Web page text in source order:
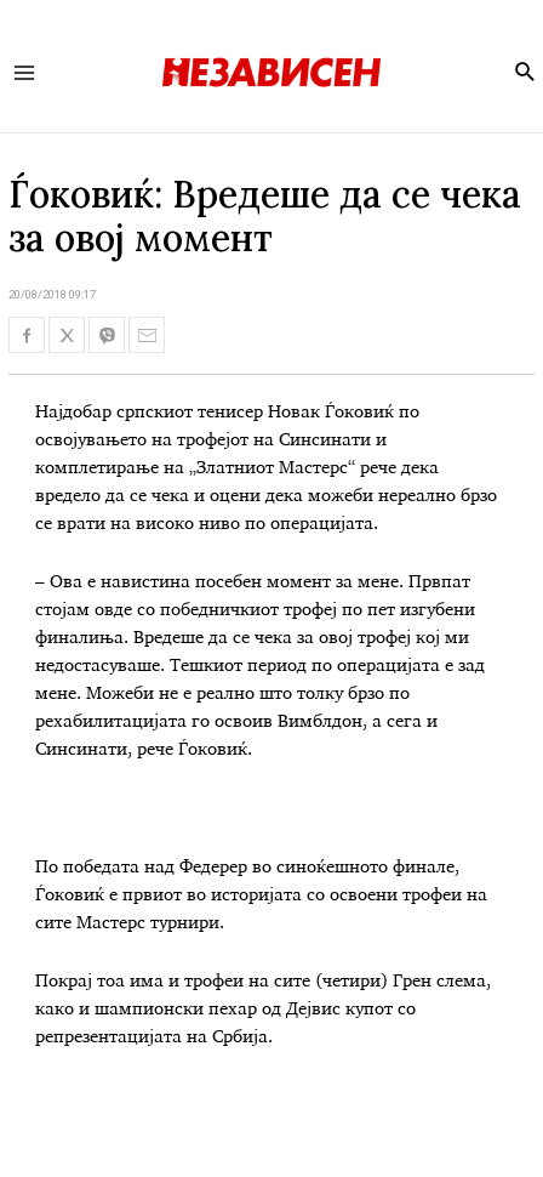
Ѓоковиќ: Вредеше да се чека
за овој момент
20/08/2018 09:17
Најдобар српскиот тенисер Новак Ѓоковиќ по
освојувањето на трофејот на Синсинати и
комплетирање на „Златниот Мастерс“ рече дека
вредело да се чека и оцени дека можеби нереално брзо
се врати на високо ниво по операцијата.
– Ова е навистина посебен момент за мене. Првпат
стојам овде со победничкиот трофеј по пет изгубени
финалиња. Вредеше да се чека за овој трофеј кој ми
недостасуваше. Тешкиот период по операцијата е зад
мене. Можеби не е реално што толку брзо по
рехабилитацијата го освоив Вимблдон, а сега и
Синсинати, рече Ѓоковиќ.
По победата над Федерер во синоќешното финале,
Ѓоковиќ е првиот во историјата со освоени трофеи на
сите Мастерс турнири.
Покрај тоа има и трофеи на сите (четири) Грен слема,
како и шампионски пехар од Дејвис купот со
репрезентацијата на Србија.